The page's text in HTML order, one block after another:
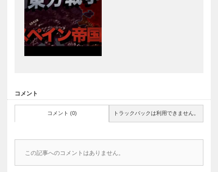
コメント
コメント (0) トラックバックは利用できません。
この記事へのコメントはありません。